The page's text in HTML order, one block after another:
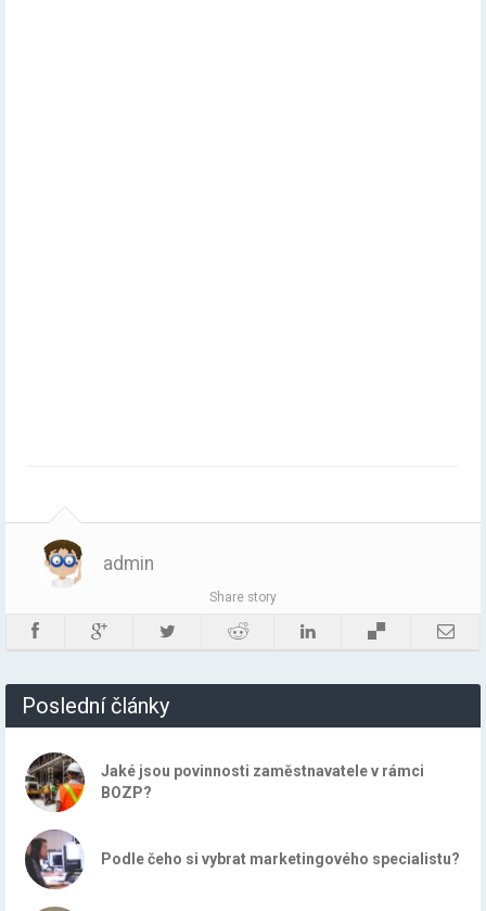
admin
Share story
Poslední články
Jaké jsou povinnosti zaměstnavatele v rámci
BOZP?
Podle čeho si vybrat marketingového specialistu?